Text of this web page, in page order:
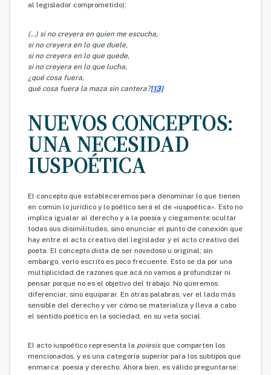
al legislador comprometido):
(…) si no creyera en quien me escucha,
si no creyera en lo que duele,
si no creyera en lo que quede,
si no creyera en lo que lucha,
¿qué cosa fuera,
qué cosa fuera la maza sin cantera?[13]
NUEVOS CONCEPTOS:
UNA NECESIDAD
IUSPOÉTICA
El concepto que estableceremos para denominar lo que tienen
en común lo jurídico y lo poético será el de «iuspoética». Esto no
implica igualar al derecho y a la poesía y ciegamente ocultar
todas sus disimilitudes, sino enunciar el punto de conexión que
hay entre el acto creativo del legislador y el acto creativo del
poeta. El concepto dista de ser novedoso u original; sin
embargo, verlo escrito es poco frecuente. Esto se da por una
multiplicidad de razones que acá no vamos a profundizar ni
pensar porque no es el objetivo del trabajo. No queremos
diferenciar, sino equiparar. En otras palabras, ver el lado más
sensible del derecho y ver cómo se materializa y lleva a cabo
el sentido poético en la sociedad, en su veta social.
El acto iuspoético representa la poiesisque comparten los
mencionados, y es una categoría superior para los subtipos que
enmarca: poesía y derecho. Ahora bien, es válido preguntarse: